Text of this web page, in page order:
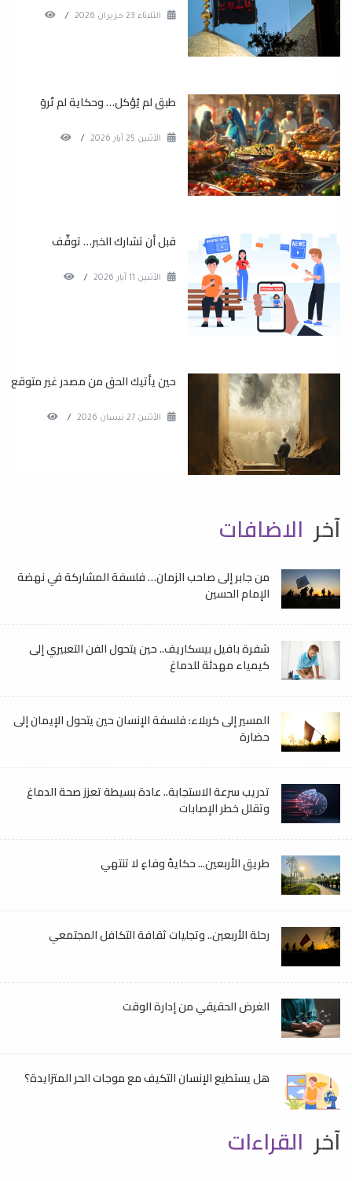
الثلاثاء 23 حزيران 2026 /
طبق لم يُؤكل… وحكاية لم تُروَ
الأثنين 25 آيار 2026 /
قبل أن تشارك الخبر… توقّف
الأثنين 11 آيار 2026 /
حين يأتيك الحق من مصدر غير متوقع
الأثنين 27 نيسان 2026 /
آخر الاضافات
من جابر إلى صاحب الزمان… فلسفة المشاركة في نهضة
الإمام الحسين
شفرة بافيل بيسكاريف.. حين يتحول الفن التعبيري إلى
كيمياء مهدئة للدماغ
المسير إلى كربلاء: فلسفة الإنسان حين يتحول الإيمان إلى
حضارة
تدريب سرعة الاستجابة.. عادة بسيطة تعزز صحة الدماغ
وتقلل خطر الإصابات
طريق الأربعين... حكايةُ وفاءٍ لا تنتهي
رحلة الأربعين.. وتجليات ثقافة التكافل المجتمعي
الغرض الحقيقي من إدارة الوقت
هل يستطيع الإنسان التكيف مع موجات الحر المتزايدة؟
آخر القراءات